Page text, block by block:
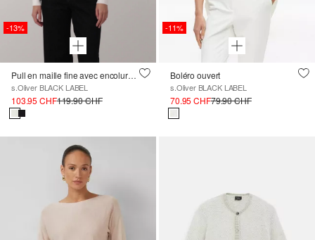
-13%
Pull en maille fine avec encolure en V et manches semi-transparentes
s.Oliver BLACK LABEL
103.95 CHF119.90 CHF
-11%
Boléro ouvert
s.Oliver BLACK LABEL
70.95 CHF79.90 CHF